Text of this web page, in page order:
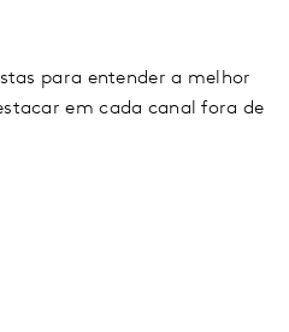
para entender a melhor
em cada canal fora de